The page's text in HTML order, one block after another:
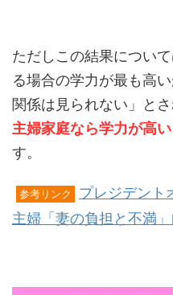
ただしこの結果につい
る場合の学力が最も高
関係は見られない」とさ
主婦家庭なら学力が高
す。
参考リンク
プレジデント
主婦「妻の負担と不満